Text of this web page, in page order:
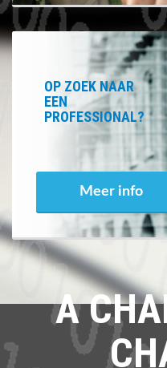
OP ZOEK NAAR
EEN
PROFESSIONAL?
Meer info
A